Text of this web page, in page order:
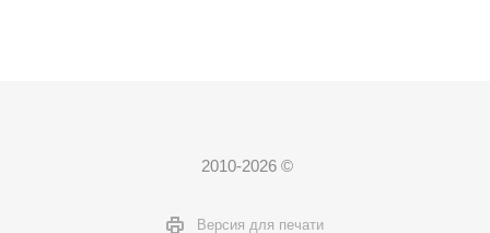
2010-2026 ©
Версия для печати